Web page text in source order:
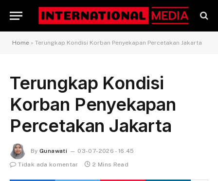
Home » Terungkap Kondisi Korban Penyekapan Percetakan Jakarta
Terungkap Kondisi
Korban Penyekapan
Percetakan Jakarta
By Gunawati
03-07-2026 - 16.45
Tidak ada komentar
2 Mins Read